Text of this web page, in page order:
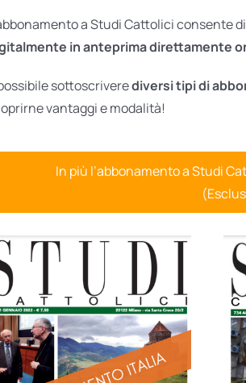
a Studi Cattolici consente
in anteprima direttamente
sottoscriverediversi tipi di
vantaggi e modalità!
In più l’abbonamento a Studi